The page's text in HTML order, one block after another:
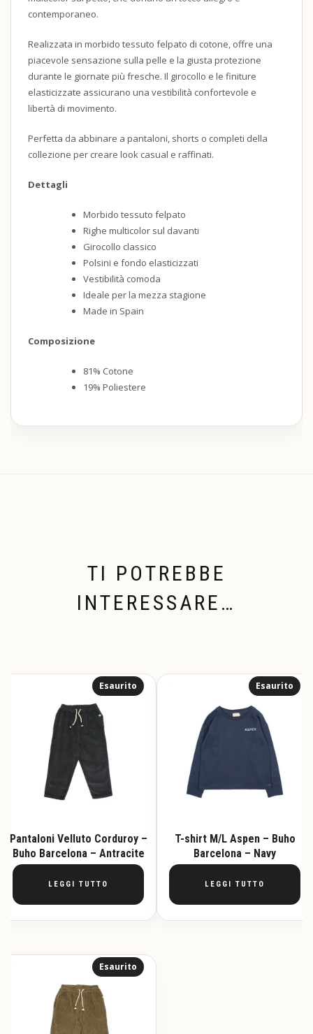
contemporaneo.
Realizzata in morbido tessuto felpato di cotone, offre una
piacevole sensazione sulla pelle e la giusta protezione
durante le giornate più fresche. Il girocollo e le finiture
elasticizzate assicurano una vestibilità confortevole e
libertà di movimento.
Perfetta da abbinare a pantaloni, shorts o completi della
collezione per creare look casual e raffinati.
Dettagli
Morbido tessuto felpato
Righe multicolor sul davanti
Girocollo classico
Polsini e fondo elasticizzati
Vestibilità comoda
Ideale per la mezza stagione
Made in Spain
Composizione
81% Cotone
19% Poliestere
TI POTREBBE
INTERESSARE…
Pantaloni Velluto Corduroy –
Buho Barcelona – Antracite
Esaurito
LEGGI TUTTO
T-shirt M/L Aspen – Buho
Barcelona – Navy
Esaurito
LEGGI TUTTO
Esaurito